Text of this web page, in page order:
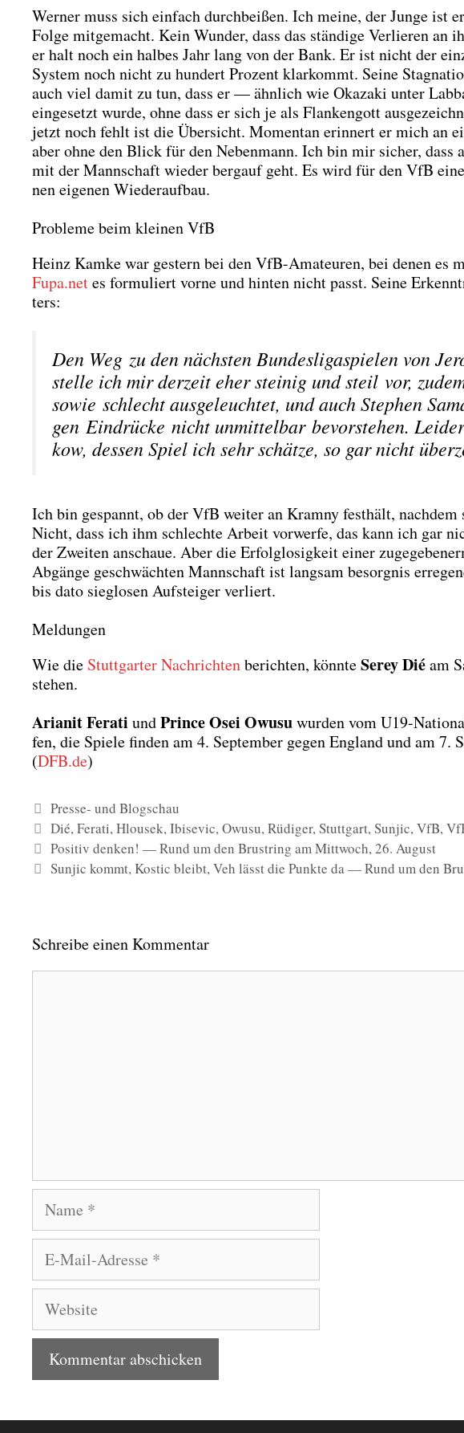
Wer­ner muss sich ein­fach durch­bei­ßen. Ich mei­ne, der Jun­ge ist
Fol­ge mit­ge­macht. Kein Wun­der, dass das stän­di­ge Ver­lie­ren an
er halt noch ein hal­bes Jahr lang von der Bank. Er ist nicht der
Sys­tem noch nicht zu hun­dert Pro­zent klar­kommt. Sei­ne
auch viel damit zu tun, dass er — ähn­lich wie Oka­za­ki unter
ein­ge­setzt wur­de, ohne dass er sich je als Flan­ken­gott
jetzt noch fehlt ist die Über­sicht. Momen­tan erin­nert er mich an
aber ohne den Blick für den Neben­mann. Ich bin mir sicher, dass
mit der Mann­schaft wie­der berg­auf geht. Es wird für den VfB
nen eige­nen Wie­der­auf­bau.
Probleme beim kleinen VfB
Heinz Kam­ke war ges­tern bei den VfB-Ama­teu­ren, bei denen es
Fupa.netes for­mu­liert vor­ne und hin­ten nicht passt. Sei­ne
ters:
Den Weg zu den nächs­ten Bun­des­li­ga­spie­len von
stel­le ich mir der­zeit eher stei­nig und steil vor,
sowie schlecht aus­ge­leuch­tet, und auch Ste­phen
gen Ein­drü­cke nicht unmit­tel­bar bevor­ste­hen.
kow, des­sen Spiel ich sehr schät­ze, so gar nicht
Ich bin gespannt, ob der VfB wei­ter an Kram­ny fest­hält, nach­dem
Nicht, dass ich ihm schlech­te Arbeit vor­wer­fe, das kann ich gar
der Zwei­ten anschaue. Aber die Erfolg­lo­sig­keit einer
Abgän­ge geschwäch­ten Mann­schaft ist lang­sam besorg­nis
bis dato sieg­lo­sen Auf­stei­ger ver­liert.
Meldungen
Wie die Stutt­gar­ter Nach­rich­tenberich­ten, könn­teSerey Diéam
ste­hen.
Aria­nit Fera­ti undPrin­ce Osei Owu­suwur­den vom U19-
fen, die Spie­le fin­den am 4. Sep­tem­ber gegen Eng­land und am 7.
(DFB.de)
Kategorien
Presse- und Blogschau
Schlagwörter
Dié,Ferati,Hlousek,Ibisevic,Owusu,Rüdiger,Stuttgart,Sunjic,VfB,
Positiv denken! — Rund um den Brustring am Mittwoch, 26. August
Sunjic kommt, Kostic bleibt, Veh lässt die Punkte da — Rund um den
Schreibe einen Kommentar
Kommentar
Name
E-
Mail-
Adresse
Website